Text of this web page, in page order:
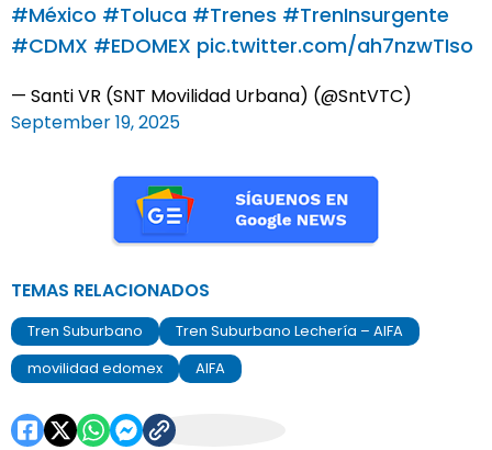
#México #Toluca #Trenes #TrenInsurgente
#CDMX #EDOMEX pic.twitter.com/ah7nzwTIso
— Santi VR (SNT Movilidad Urbana) (@SntVTC)
September 19, 2025
TEMAS RELACIONADOS
Tren Suburbano
Tren Suburbano Lechería – AIFA
movilidad edomex
AIFA